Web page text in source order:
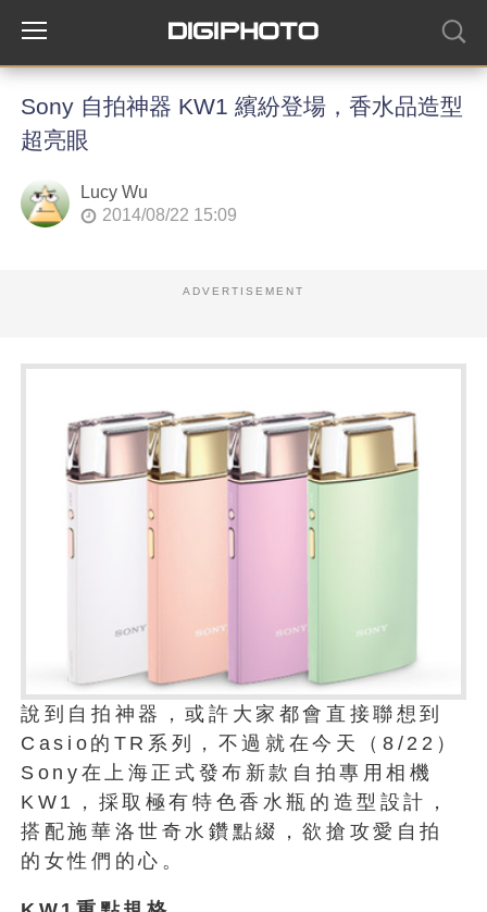
Sony 自拍神器 KW1 繽紛登場，香水品造型
超亮眼
Lucy Wu
2014/08/22 15:09
ADVERTISEMENT
說到自拍神器，或許大家都會直接聯想到
Casio的TR系列，不過就在今天（8/22）
Sony在上海正式發布新款自拍專用相機
KW1，採取極有特色香水瓶的造型設計，
搭配施華洛世奇水鑽點綴，欲搶攻愛自拍
的女性們的心。